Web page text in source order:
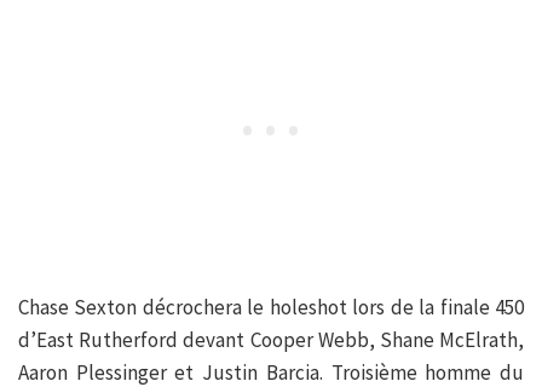
Chase Sexton décrochera le holeshot lors de la finale 450
d’East Rutherford devant Cooper Webb, Shane McElrath,
Aaron Plessinger et Justin Barcia. Troisième homme du